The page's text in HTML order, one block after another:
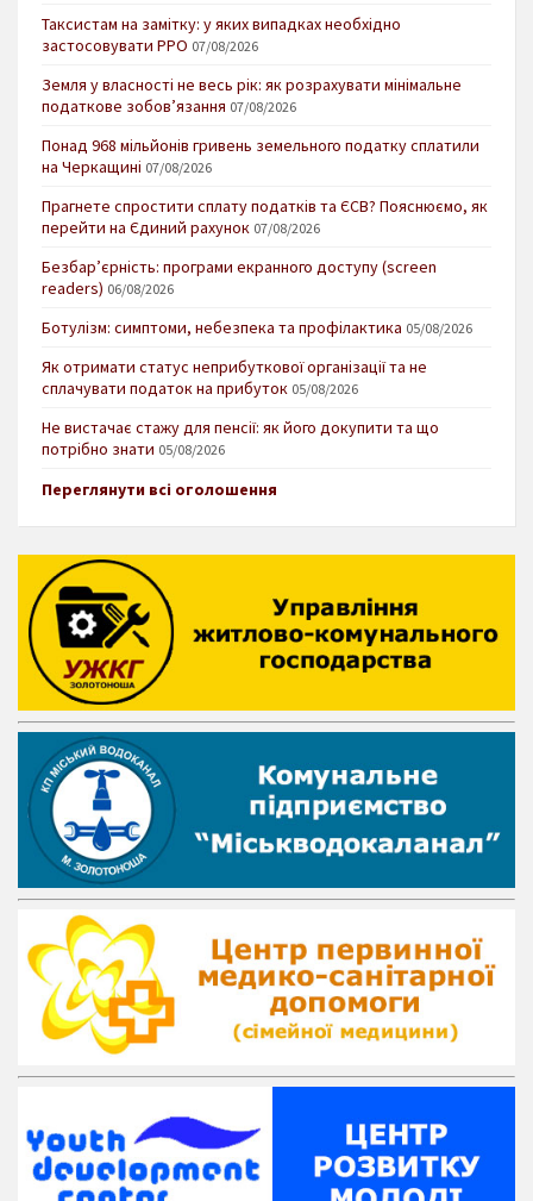
Таксистам на замітку: у яких випадках необхідно
застосовувати РРО 07/08/2026
Земля у власності не весь рік: як розрахувати мінімальне
податкове зобов’язання 07/08/2026
Понад 968 мільйонів гривень земельного податку сплатили
на Черкащині 07/08/2026
Прагнете спростити сплату податків та ЄСВ? Пояснюємо, як
перейти на Єдиний рахунок 07/08/2026
Безбар’єрність: програми екранного доступу (screen
readers) 06/08/2026
Ботулізм: симптоми, небезпека та профілактика 05/08/2026
Як отримати статус неприбуткової організації та не
сплачувати податок на прибуток 05/08/2026
Не вистачає стажу для пенсії: як його докупити та що
потрібно знати 05/08/2026
Переглянути всі оголошення